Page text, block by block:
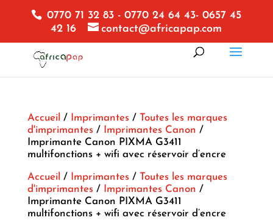
0770 71 32 83 - 0770 24 64 43- 0657 45
42 16
contact@africapap.com
Accueil / Imprimantes/ Toutes les marques
d'imprimantes/ Imprimantes Canon /
Imprimante Canon PIXMA G3411
multifonctions + wifi avec réservoir d’encre
Accueil / Imprimantes/ Toutes les marques
d'imprimantes/ Imprimantes Canon /
Imprimante Canon PIXMA G3411
multifonctions + wifi avec réservoir d’encre